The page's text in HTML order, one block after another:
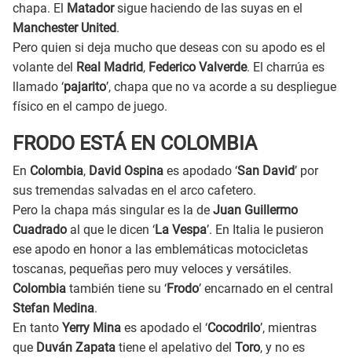
chapa. El Matadorsigue haciendo de las suyas en el
Manchester United.
Pero quien si deja mucho que deseas con su apodo es el
volante del Real Madrid, Federico Valverde. El charrúa es
llamado ‘pajarito’, chapa que no va acorde a su despliegue
físico en el campo de juego.
FRODO ESTÁ EN COLOMBIA
En Colombia, David Ospina es apodado ‘San David’ por
sus tremendas salvadas en el arco cafetero.
Pero la chapa más singular es la de Juan Guillermo
Cuadrado al que le dicen ‘La Vespa’. En Italia le pusieron
ese apodo en honor a las emblemáticas motocicletas
toscanas, pequeñas pero muy veloces y versátiles.
Colombia también tiene su ‘Frodo’ encarnado en el central
Stefan Medina.
En tanto Yerry Mina es apodado el ‘Cocodrilo’, mientras
que Duván Zapata tiene el apelativo del Toro, y no es